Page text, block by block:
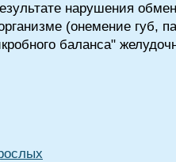
нарушения
(онемение губ,
баланса"